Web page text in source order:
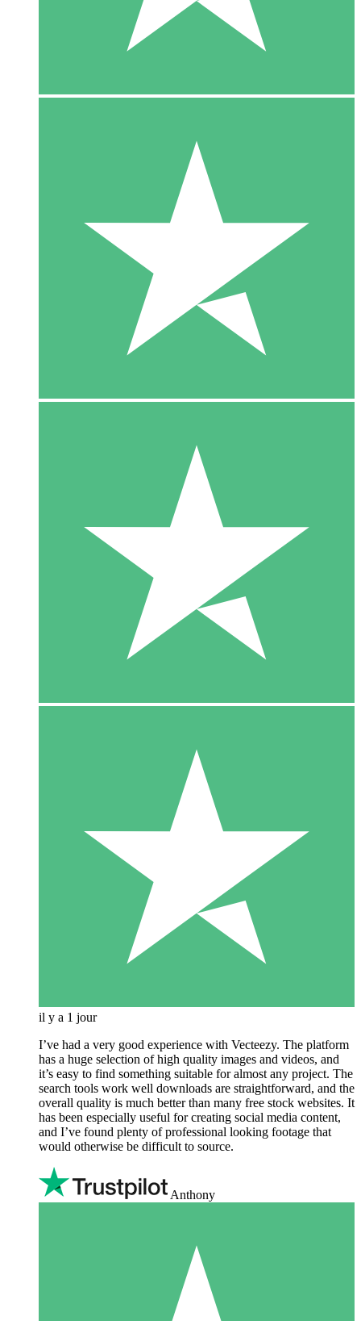
il y a 1 jour
I’ve had a very good experience with Vecteezy. The platform
has a huge selection of high quality images and videos, and
it’s easy to find something suitable for almost any project. The
search tools work well downloads are straightforward, and the
overall quality is much better than many free stock websites. It
has been especially useful for creating social media content,
and I’ve found plenty of professional looking footage that
would otherwise be difficult to source.
Anthony